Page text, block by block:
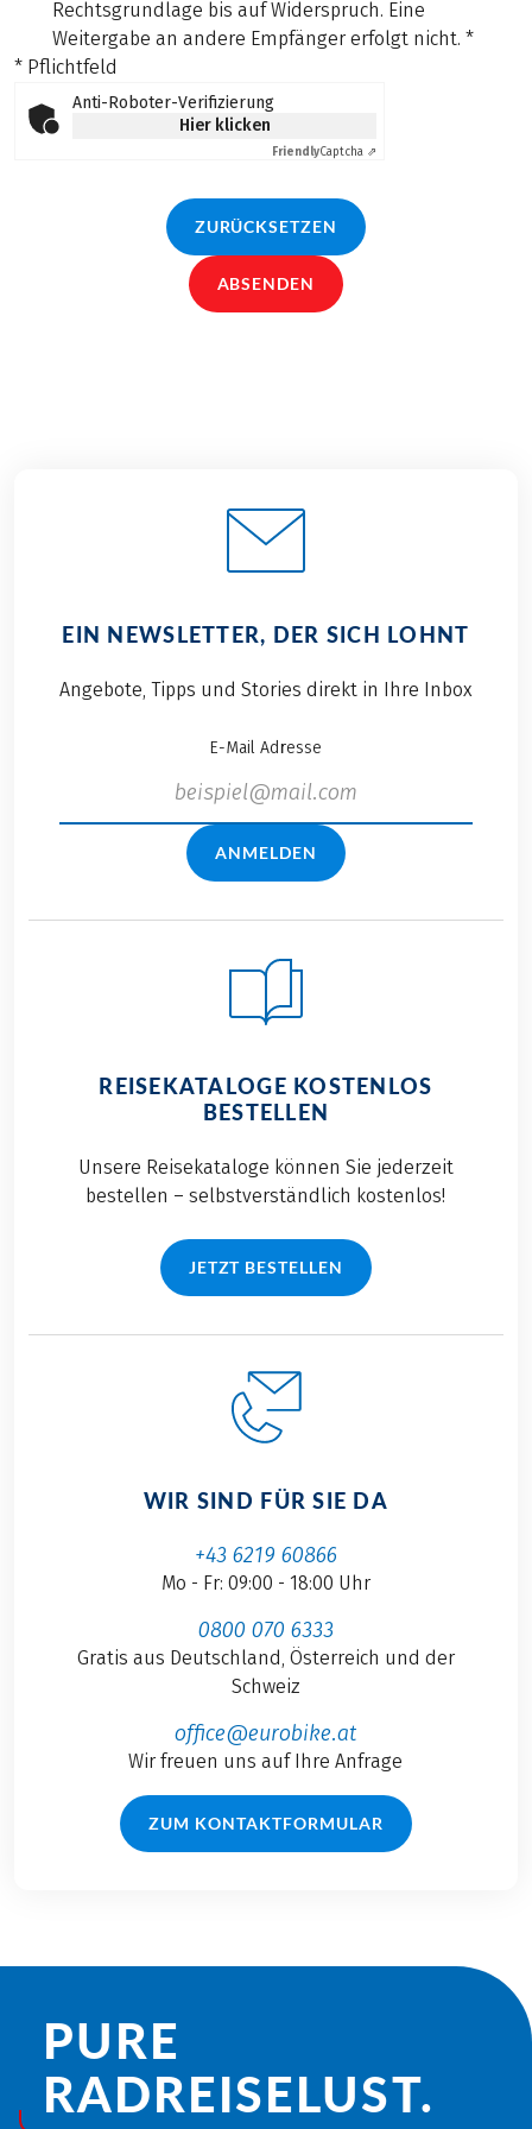
Rechtsgrundlage bis auf Widerspruch. Eine
Weitergabe an andere Empfänger erfolgt nicht. *
* Pflichtfeld
Anti-Roboter-Verifizierung
Hier klicken
FriendlyCaptcha ⇗
ZURÜCKSETZEN
ABSENDEN
EIN NEWSLETTER, DER SICH LOHNT
Angebote, Tipps und Stories direkt in Ihre Inbox
E-Mail Adresse
ANMELDEN
REISEKATALOGE KOSTENLOS
BESTELLEN
Unsere Reisekataloge können Sie jederzeit
bestellen – selbstverständlich kostenlos!
JETZT BESTELLEN
WIR SIND FÜR SIE DA
+43 6219 60866
Mo - Fr: 09:00 - 18:00 Uhr
0800 070 6333
Gratis aus Deutschland, Österreich und der
Schweiz
office@eurobike.at
Wir freuen uns auf Ihre Anfrage
ZUM KONTAKTFORMULAR
PURE
RADREISE­LUST.